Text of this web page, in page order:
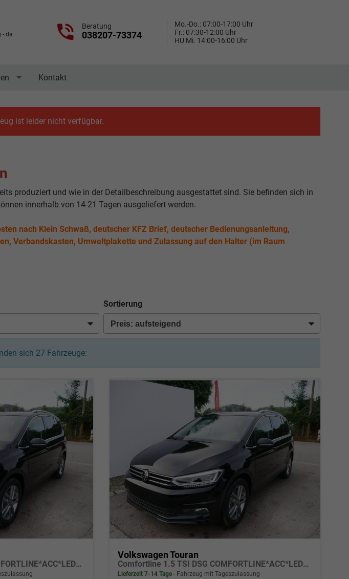
- da
Beratung
038207-73374
Mo.-Do.: 07:00-17:00 Uhr
Fr.: 07:30-12:00 Uhr
HU Mi. 14:00-16:00 Uhr
Kontakt
ist leider nicht verfügbar.
produziert und wie in der Detailbeschreibung ausgestattet sind. Sie befinden sich in
innerhalb von 14-21 Tagen ausgeliefert werden.
nach Klein Schwaß, deutscher KFZ Brief, deutscher Bedienungsanleitung,
Verbandskasten, Umweltplakette und Zulassung auf den Halter (im Raum
Sortierung
sich 27 Fahrzeuge:
Comfortline 1.5 TSI DSG COMFORTLINE*ACC*LED*PDC*KAMERA*NAVI*SHZ* 7-SITZER 17-ZOLL
Volkswagen Touran
Comfortline 1.5 TSI DSG COMFORTLINE*ACC*LED*PDC*KAMERA*NAVI*SHZ* 7-SITZER 17-ZOLL
Lieferzeit 7-14 Tage Fahrzeug mit Tageszulassung